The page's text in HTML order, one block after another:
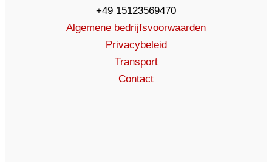
+49 15123569470
Algemene bedrijfsvoorwaarden
Privacybeleid
Transport
Contact